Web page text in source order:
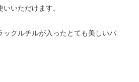
いただけます。
クルチルが入ったとても美しいパ